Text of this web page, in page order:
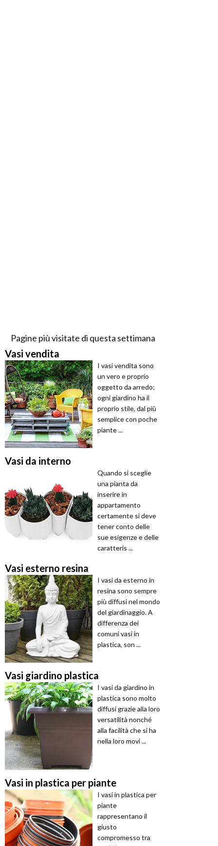
Pagine più visitate di questa settimana
Vasi vendita
I vasi vendita sono
un vero e proprio
oggetto da arredo;
ogni giardino ha il
proprio stile, dal più
semplice con poche
piante ...
Vasi da interno
Quando si sceglie
una pianta da
inserire in
appartamento
certamente si deve
tener conto delle
sue esigenze e delle
caratteris ...
Vasi esterno resina
I vasi da esterno in
resina sono sempre
più diffusi nel mondo
del giardinaggio. A
differenza dei
comuni vasi in
plastica, son ...
Vasi giardino plastica
I vasi da giardino in
plastica sono molto
diffusi grazie alla loro
versatilità nonché
alla facilità che si ha
nella loro movi ...
Vasi in plastica per piante
I vasi in plastica per
piante
rappresentano il
giusto
compromesso tra